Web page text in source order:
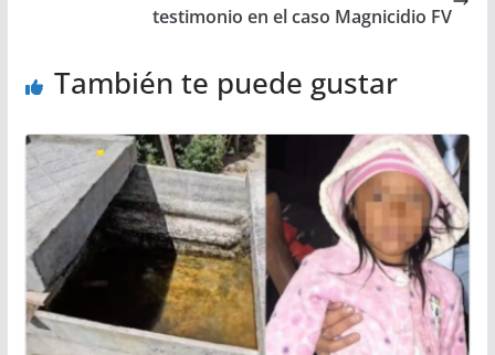
testimonio en el caso Magnicidio FV
También te puede gustar